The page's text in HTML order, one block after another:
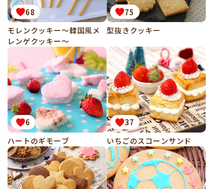
68
モレンクッキー～韓国風メ
レンゲクッキー～
75
型抜きクッキー
6
ハートのギモーブ
37
いちごのスコーンサンド